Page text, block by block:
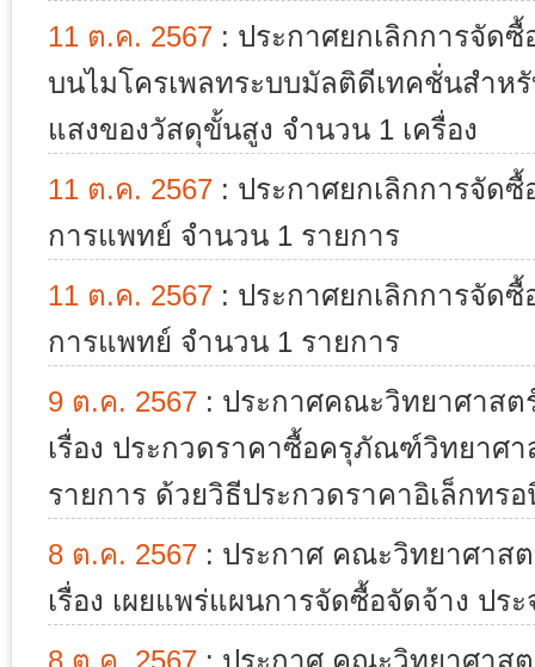
11 ต.ค. 2567 : ประกาศยกเลิกการจัด
บนไมโครเพลทระบบมัลติดีเทคชั่นสำหรั
แสงของวัสดุขั้นสูง จำนวน 1 เครื่อง
11 ต.ค. 2567 : ประกาศยกเลิกการจัด
การแพทย์ จำนวน 1 รายการ
11 ต.ค. 2567 : ประกาศยกเลิกการจัด
การแพทย์ จำนวน 1 รายการ
9 ต.ค. 2567 : ประกาศคณะวิทยาศาสต
เรื่อง ประกวดราคาซื้อครุภัณฑ์วิทยาศ
รายการ ด้วยวิธีประกวดราคาอิเล็กทรอ
8 ต.ค. 2567 : ประกาศ คณะวิทยาศาส
เรื่อง เผยแพร่แผนการจัดซื้อจัดจ้าง ปร
8 ต.ค. 2567 : ประกาศ คณะวิทยาศาส